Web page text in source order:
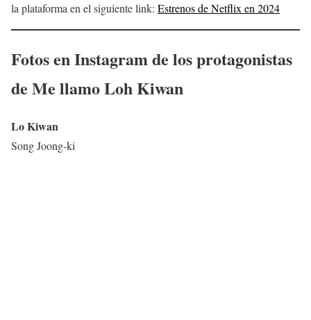
la plataforma en el siguiente link: Estrenos de Netflix en 2024
Fotos en Instagram de los protagonistas
de Me llamo Loh Kiwan
Lo Kiwan
Song Joong-ki